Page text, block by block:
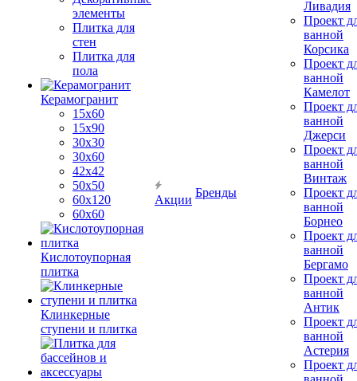
элементы
Плитка для
стен
Плитка для
пола
Керамогранит
15х60
15x90
30х30
30х60
42х42
50х50
60х120
60х60
Кислотоупорная
плитка
Клинкерные
ступени и плитка
Акции
Бренды
Ливадия
Проект
ванной
Корсика
Проект
ванной
Камелот
Проект
ванной
Джерси
Проект
ванной
Винтаж
Проект
ванной
Борнео
Проект
ванной
Бергамо
Проект
ванной
Антик
Проект
ванной
Астерия
Проект